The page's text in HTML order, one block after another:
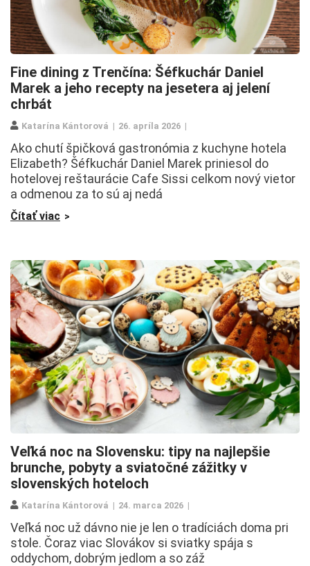
Fine dining z Trenčína: Šéfkuchár Daniel
Marek a jeho recepty na jesetera aj jelení
chrbát
Katarína Kántorová 26. apríla 2026
Ako chutí špičková gastronómia z kuchyne hotela
Elizabeth? Šéfkuchár Daniel Marek priniesol do
hotelovej reštaurácie Cafe Sissi celkom nový vietor
a odmenou za to sú aj nedá
Čítať viac
Veľká noc na Slovensku: tipy na najlepšie
brunche, pobyty a sviatočné zážitky v
slovenských hoteloch
Katarína Kántorová 24. marca 2026
Veľká noc už dávno nie je len o tradíciách doma pri
stole. Čoraz viac Slovákov si sviatky spája s
oddychom, dobrým jedlom a so záž